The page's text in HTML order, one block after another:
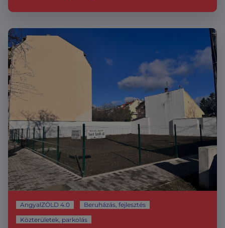
AngyalZÖLD 4.0
Beruházás, fejlesztés
Közterületek, parkolás